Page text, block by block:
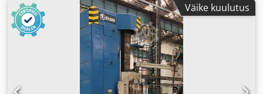
Väike kuulutus